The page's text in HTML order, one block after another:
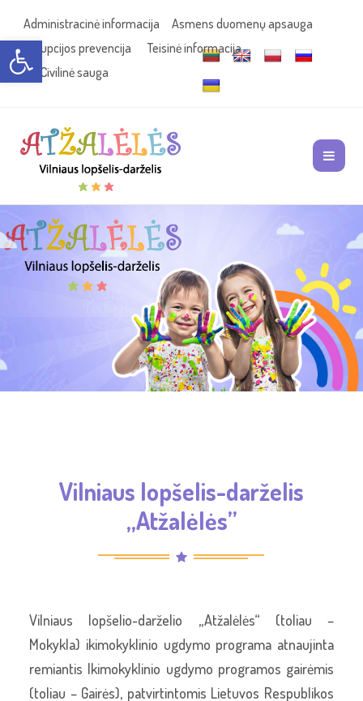
Open toolbar
Administracinė informacija
Asmens duomenų apsauga
Korupcijos prevencija
Teisinė informacija
Civilinė sauga
Vilniaus lopšelis-darželis
„Atžalėlės”
Vilniaus lopšelio-darželio „Atžalėlės“ (toliau –
Mokykla) ikimokyklinio ugdymo programa atnaujinta
remiantis Ikimokyklinio ugdymo programos gairėmis
(toliau – Gairės), patvirtintomis Lietuvos Respublikos